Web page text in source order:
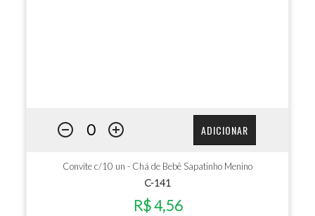
ADICIONAR
Convite c/10 un - Chá de Bebê Sapatinho Menino
C-141
R$ 4,56